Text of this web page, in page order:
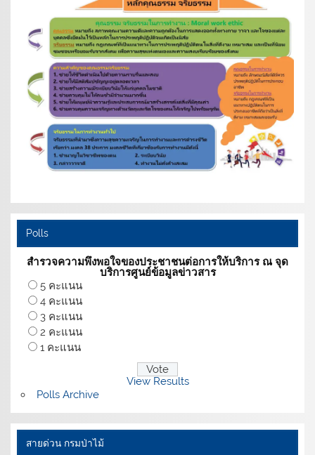
Polls
สำรวจความพึงพอใจของประชาชนต่อการให้บริการ ณ จุด
บริการศูนย์ข้อมูลข่าวสาร
5 คะแนน
4 คะแนน
3 คะแนน
2 คะแนน
1 คะแนน
View Results
Polls Archive
สายด่วน กรมป่าไม้